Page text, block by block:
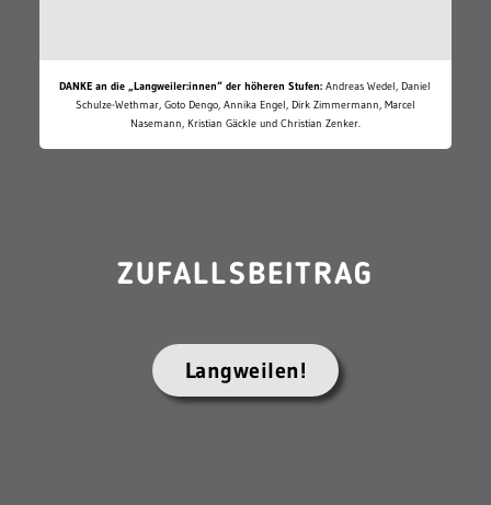
DANKE an die „Langweiler:innen“ der höheren Stufen: Andreas Wedel, Daniel
Schulze-Wethmar, Goto Dengo, Annika Engel, Dirk Zimmermann, Marcel
Nasemann, Kristian Gäckle und Christian Zenker.
ZUFALLSBEITRAG
Langweilen!